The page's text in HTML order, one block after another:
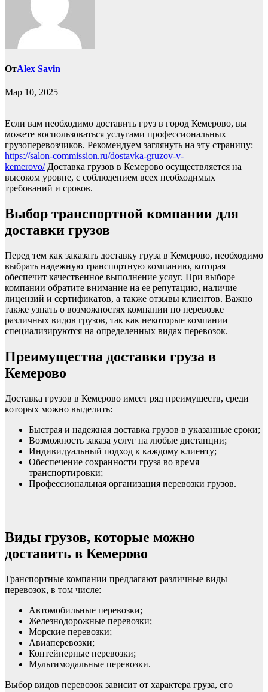
ОтAlex Savin
Мар 10, 2025
Если вам необходимо доставить груз в город Кемерово, вы
можете воспользоваться услугами профессиональных
грузоперевозчиков. Рекомендуем заглянуть на эту страницу:
https://salon-commission.ru/dostavka-gruzov-v-
kemerovo/Доставка грузов в Кемерово осуществляется на
высоком уровне, с соблюдением всех необходимых
требований и сроков.
Выбор транспортной компании для
доставки грузов
Перед тем как заказать доставку груза в Кемерово, необходимо
выбрать надежную транспортную компанию, которая
обеспечит качественное выполнение услуг. При выборе
компании обратите внимание на ее репутацию, наличие
лицензий и сертификатов, а также отзывы клиентов. Важно
также узнать о возможностях компании по перевозке
различных видов грузов, так как некоторые компании
специализируются на определенных видах перевозок.
Преимущества доставки груза в
Кемерово
Доставка грузов в Кемерово имеет ряд преимуществ, среди
которых можно выделить:
Быстрая и надежная доставка грузов в указанные сроки;
Возможность заказа услуг на любые дистанции;
Индивидуальный подход к каждому клиенту;
Обеспечение сохранности груза во время
транспортировки;
Профессиональная организация перевозки грузов.
Виды грузов, которые можно
доставить в Кемерово
Транспортные компании предлагают различные виды
перевозок, в том числе:
Автомобильные перевозки;
Железнодорожные перевозки;
Морские перевозки;
Авиаперевозки;
Контейнерные перевозки;
Мультимодальные перевозки.
Выбор видов перевозок зависит от характера груза, его